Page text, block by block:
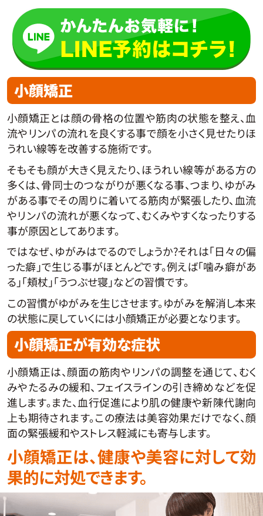
小顔矯正
小顔矯正とは顔の骨格の位置や筋肉の状態を整え、血
流やリンパの流れを良くする事で顔を小さく見せたりほ
うれい線等を改善する施術です。
そもそも顔が大きく見えたり、ほうれい線等がある方の
多くは、骨同士のつながりが悪くなる事、つまり、ゆがみ
がある事でその周りに着いてる筋肉が緊張したり、血流
やリンパの流れが悪くなって、むくみやすくなったりする
事が原因としてあります。
ではなぜ、ゆがみはでるのでしょうか?それは「日々の偏
った癖」で生じる事がほとんどです。例えば「噛み癖があ
る」「頬杖」「うつぶせ寝」などの習慣です。
この習慣がゆがみを生じさせます。ゆがみを解消し本来
の状態に戻していくには小顔矯正が必要となります。
小顔矯正が有効な症状
小顔矯正は、顔面の筋肉やリンパの調整を通じて、むく
みやたるみの緩和、フェイスラインの引き締めなどを促
進します。また、血行促進により肌の健康や新陳代謝向
上も期待されます。この療法は美容効果だけでなく、顔
面の緊張緩和やストレス軽減にも寄与します。
小顔矯正は、健康や美容に対して効
果的に対処できます。